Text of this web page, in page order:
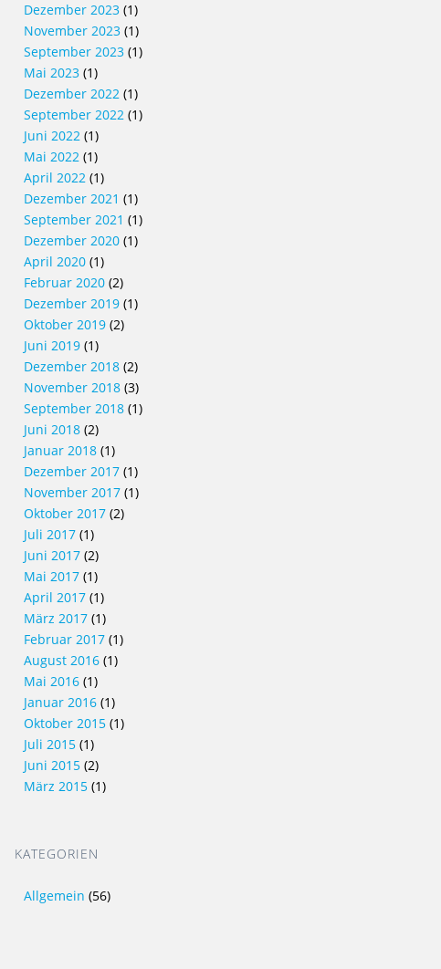
Dezember 2023 (1)
November 2023 (1)
September 2023 (1)
Mai 2023 (1)
Dezember 2022 (1)
September 2022 (1)
Juni 2022 (1)
Mai 2022 (1)
April 2022 (1)
Dezember 2021 (1)
September 2021 (1)
Dezember 2020 (1)
April 2020 (1)
Februar 2020 (2)
Dezember 2019 (1)
Oktober 2019 (2)
Juni 2019 (1)
Dezember 2018 (2)
November 2018 (3)
September 2018 (1)
Juni 2018 (2)
Januar 2018 (1)
Dezember 2017 (1)
November 2017 (1)
Oktober 2017 (2)
Juli 2017 (1)
Juni 2017 (2)
Mai 2017 (1)
April 2017 (1)
März 2017 (1)
Februar 2017 (1)
August 2016 (1)
Mai 2016 (1)
Januar 2016 (1)
Oktober 2015 (1)
Juli 2015 (1)
Juni 2015 (2)
März 2015 (1)
KATEGORIEN
Allgemein (56)